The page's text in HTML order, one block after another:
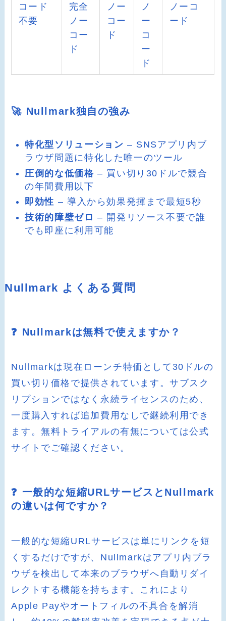
コード
不要
完全
ノー
コー
ド
ノー
コー
ド
ノ
ー
コ
ー
ド
ノーコ
ード
🚀 Nullmark独自の強み
特化型ソリューション – SNSアプリ内ブ
ラウザ問題に特化した唯一のツール
圧倒的な低価格 – 買い切り30ドルで競合
の年間費用以下
即効性 – 導入から効果発揮まで最短5秒
技術的障壁ゼロ – 開発リソース不要で誰
でも即座に利用可能
Nullmark よくある質問
❓ Nullmarkは無料で使えますか？
Nullmarkは現在ローンチ特価として30ドルの
買い切り価格で提供されています。サブスク
リプションではなく永続ライセンスのため、
一度購入すれば追加費用なしで継続利用でき
ます。無料トライアルの有無については公式
サイトでご確認ください。
❓ 一般的な短縮URLサービスとNullmark
の違いは何ですか？
一般的な短縮URLサービスは単にリンクを短
くするだけですが、Nullmarkはアプリ内ブラ
ウザを検出して本来のブラウザへ自動リダイ
レクトする機能を持ちます。これにより
Apple Payやオートフィルの不具合を解消